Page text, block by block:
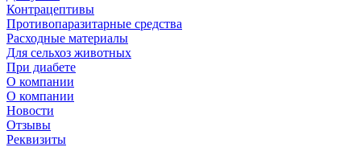
Контрацептивы
Противопаразитарные средства
Расходные материалы
Для сельхоз животных
При диабете
О компании
О компании
Новости
Отзывы
Реквизиты